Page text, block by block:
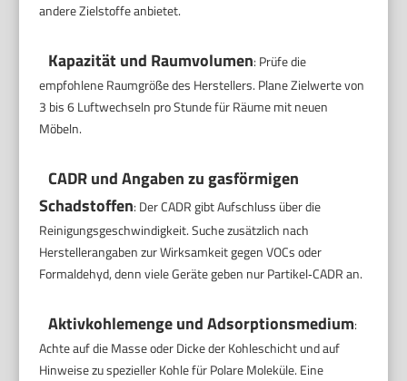
andere Zielstoffe anbietet.
Kapazität und Raumvolumen: Prüfe die
empfohlene Raumgröße des Herstellers. Plane Zielwerte von
3 bis 6 Luftwechseln pro Stunde für Räume mit neuen
Möbeln.
CADR und Angaben zu gasförmigen
Schadstoffen: Der CADR gibt Aufschluss über die
Reinigungsgeschwindigkeit. Suche zusätzlich nach
Herstellerangaben zur Wirksamkeit gegen VOCs oder
Formaldehyd, denn viele Geräte geben nur Partikel‑CADR an.
Aktivkohlemenge und Adsorptionsmedium:
Achte auf die Masse oder Dicke der Kohleschicht und auf
Hinweise zu spezieller Kohle für Polare Moleküle. Eine